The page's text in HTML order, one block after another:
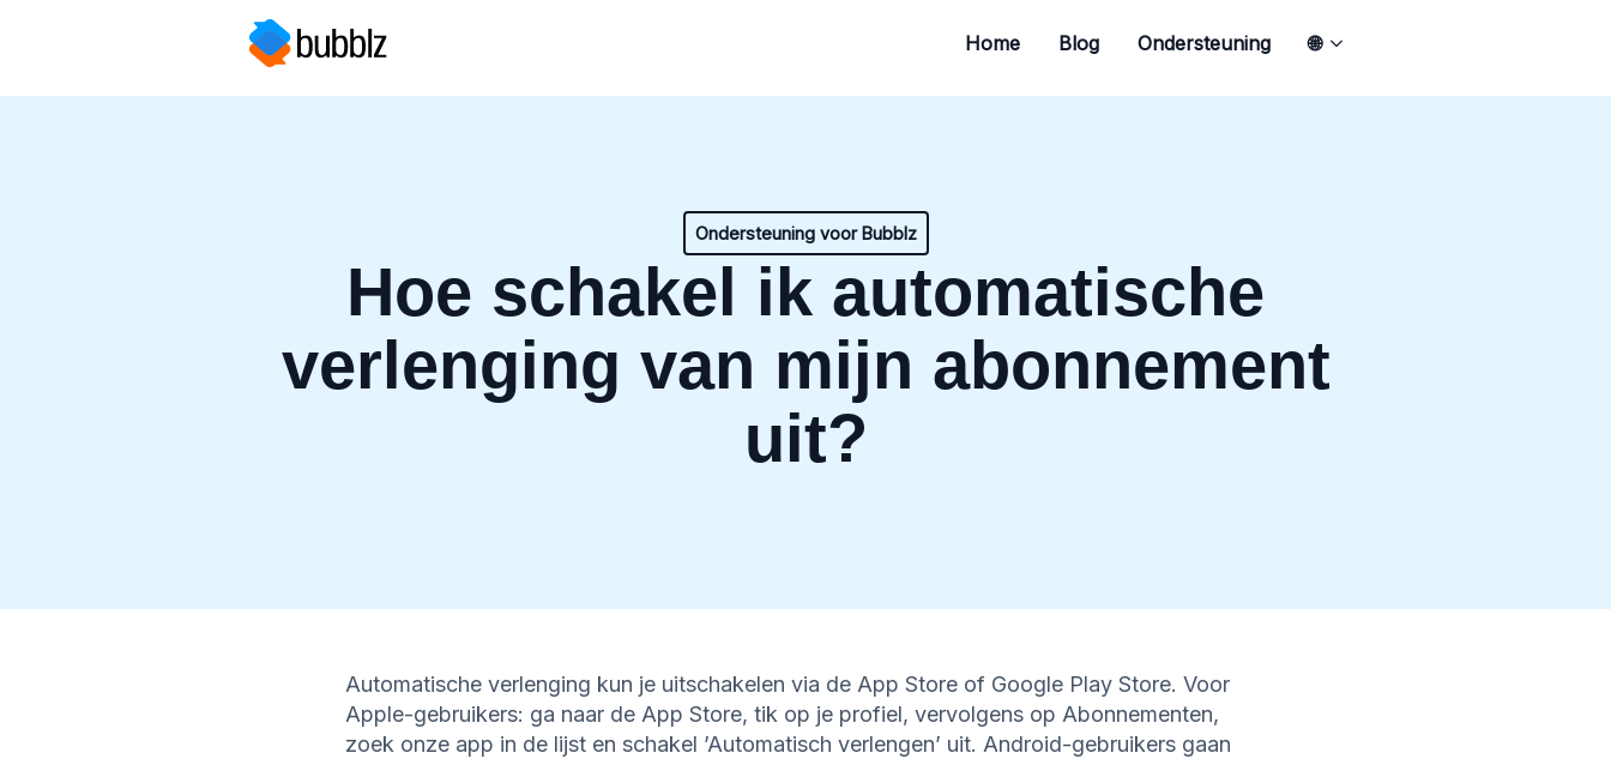
Home Blog Ondersteuning 🌐
Ondersteuning voor Bubblz
Hoe schakel ik automatische
verlenging van mijn abonnement
uit?
Automatische verlenging kun je uitschakelen via de App Store of Google Play Store. Voor
Apple-gebruikers: ga naar de App Store, tik op je profiel, vervolgens op Abonnementen,
zoek onze app in de lijst en schakel ’Automatisch verlengen’ uit. Android-gebruikers gaan